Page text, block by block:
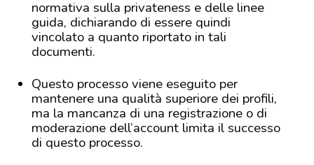
normativa sulla privateness e delle linee
guida, dichiarando di essere quindi
vincolato a quanto riportato in tali
documenti.
Questo processo viene eseguito per
mantenere una qualità superiore dei profili,
ma la mancanza di una registrazione o di
moderazione dell’account limita il successo
di questo processo.